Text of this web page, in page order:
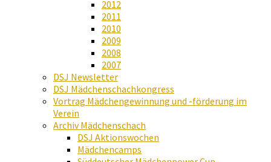
2012
2011
2010
2009
2008
2007
DSJ Newsletter
DSJ Mädchenschachkongress
Vortrag Mädchengewinnung und -förderung im
Verein
Archiv Mädchenschach
DSJ Aktionswochen
Mädchencamps